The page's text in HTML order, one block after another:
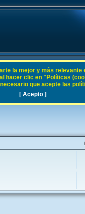
la mejor y más relevante
clic en "Políticas
que acepte las
[ Acepto ]